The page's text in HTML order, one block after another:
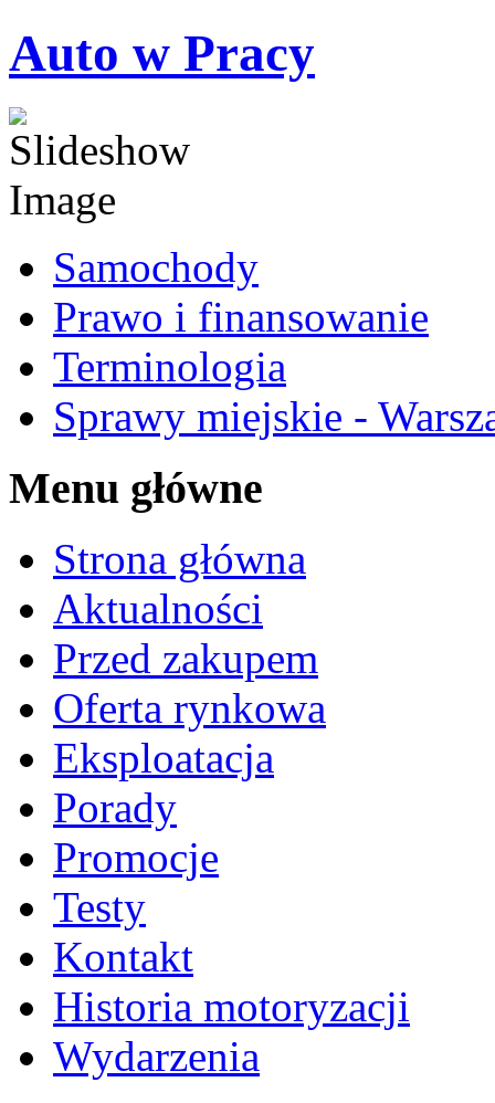
Auto w Pracy
Samochody
Prawo i finansowanie
Terminologia
Sprawy miejskie -
Menu główne
Strona główna
Aktualności
Przed zakupem
Oferta rynkowa
Eksploatacja
Porady
Promocje
Testy
Kontakt
Historia motoryzacji
Wydarzenia